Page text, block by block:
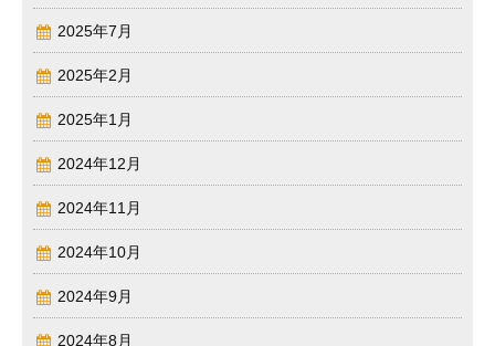
2025年7月
2025年2月
2025年1月
2024年12月
2024年11月
2024年10月
2024年9月
2024年8月